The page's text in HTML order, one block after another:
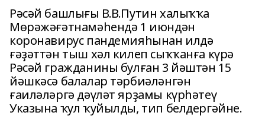
Рәсәй башлығы В.В.Путин халыҡҡа
Мөрәжәғәтнамәһендә 1 июндән
коронавирус пандемияһынан илдә
ғәҙәттән тыш хәл килеп сыҡҡанға күрә
Рәсәй гражданины булған 3 йәштән 15
йәшкәсә балалар тәрбиәләнгән
ғаиләләргә дәүләт ярҙамы күрһәтеү
Указына ҡул ҡуйылды, тип белдергәйне.